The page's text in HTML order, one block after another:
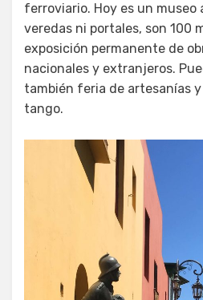
ferroviario. Hoy es un museo
veredas ni portales, son 100
exposición permanente de
nacionales y extranjeros.
también feria de artesanías
tango.